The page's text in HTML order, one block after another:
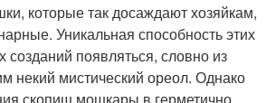
которые так досаждают хозяйкам,
Уникальная способность этих
созданий появляться, словно из
некий мистический ореол. Однако